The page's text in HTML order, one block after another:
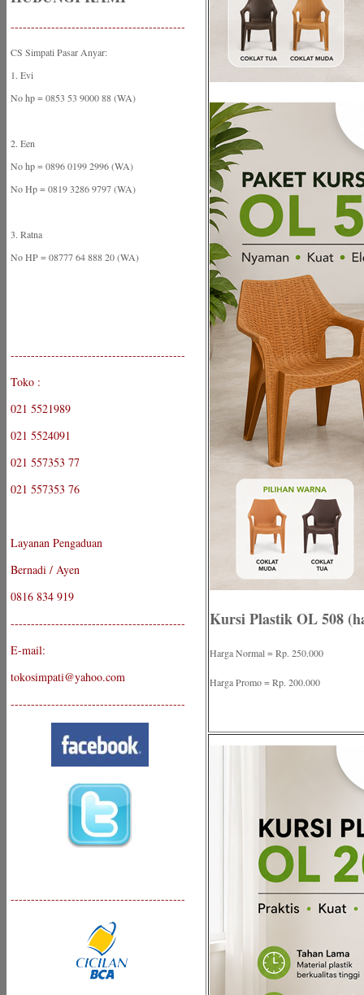
-------------------------------------------
CS Simpati Pasar Anyar:
1. Evi
No hp = 0853 53 9000 88 (WA)
2. Een
No hp = 0896 0199 2996 (WA)
No Hp = 0819 3286 9797 (WA)
3. Ratna
No HP = 08777 64 888 20 (WA)
-------------------------------------------
Toko :
021 5521989
021 5524091
021 557353 77
021 557353 76
Layanan Pengaduan
Bernadi / Ayen
0816 834 919
-------------------------------------------
E-mail:
tokosimpati@yahoo.com
-------------------------------------------
-------------------------------------------
Kursi Plastik OL 508
Harga Normal = Rp. 250.000
Harga Promo = Rp. 200.000